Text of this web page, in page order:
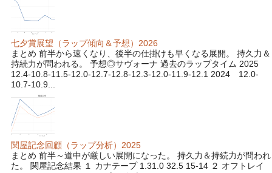
七夕賞展望（ラップ傾向＆予想）2026
まとめ 前半から速くなり、後半の仕掛けも早くなる展開。 持久力＆
持続力が問われる。 予想◎サヴォーナ 過去のラップタイム 2025
12.4-10.8-11.5-12.0-12.7-12.8-12.3-12.0-11.9-12.1 2024 12.0-
10.7-10.9...
関屋記念回顧（ラップ分析）2025
まとめ 前半～道中が厳しい展開になった。 持久力＆持続力が問われ
た。 関屋記念結果 １ カナテープ 1.31.0 32.5 15-14 ２ オフトレイ